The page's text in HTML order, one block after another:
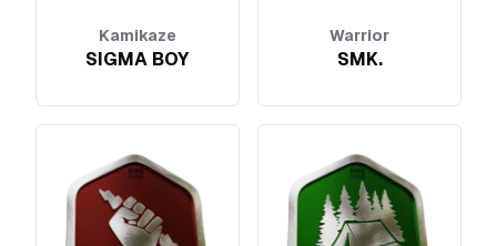
Kamikaze
SIGMA BOY
Warrior
SMK.